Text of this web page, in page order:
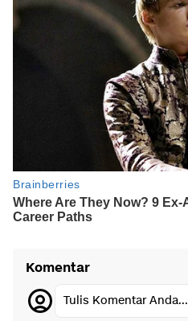
Komentar
Tulis Komentar Anda...